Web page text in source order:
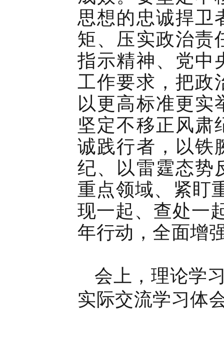
思想的忠诚捍卫
矩、压实政治责
指示精神、党中
工作要求，把政
以更高标准更实
坚定不移正风肃
诚践行者，以铁
纪、以雷霆态势
重点领域、紧盯
现一起、查处一
年行动，全面增
会上，理论学
实际交流学习体